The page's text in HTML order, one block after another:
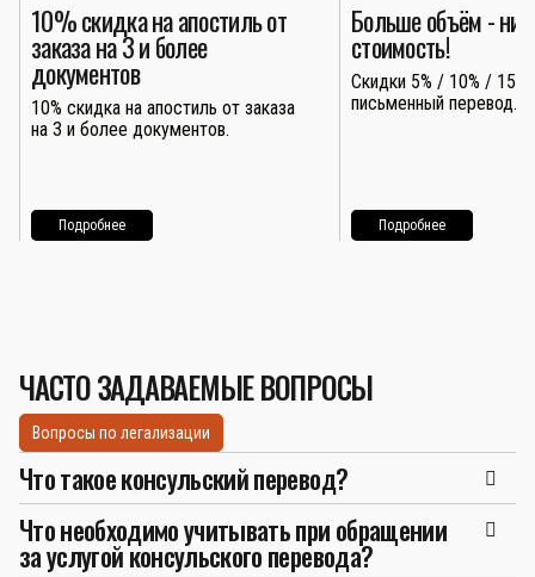
10% скидка на апостиль от
заказа на 3 и более
документов
10% скидка на апостиль от заказа
на 3 и более документов.
Подробнее
Больше объём -
стоимость!
Скидки 5% / 10% / 15%
письменный перевод.
Подробнее
ЧАСТО ЗАДАВАЕМЫЕ ВОПРОСЫ
Вопросы по легализации
Что такое консульский перевод?
Что необходимо учитывать при обращении
за услугой консульского перевода?